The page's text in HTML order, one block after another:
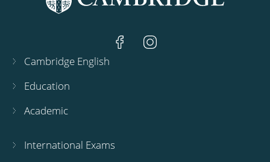
Cambridge English
Education
Academic
International Exams